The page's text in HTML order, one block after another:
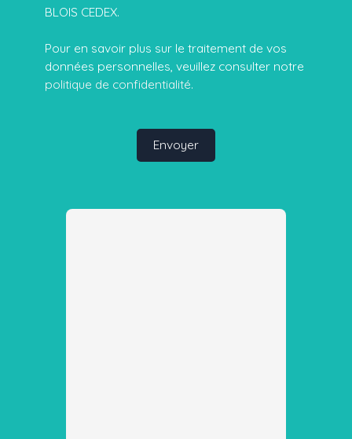
BLOIS CEDEX.
Pour en savoir plus sur le traitement de vos
données personnelles, veuillez consulter notre
politique de confidentialité.
Envoyer